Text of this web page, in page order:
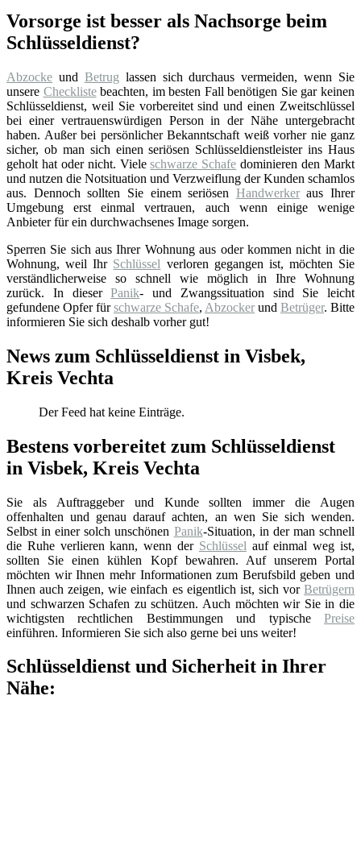
Vorsorge ist besser als Nachsorge beim
Schlüsseldienst?
Abzocke und Betrug lassen sich durchaus vermeiden, wenn Sie
unsere Checklistebeachten, im besten Fall benötigen Sie gar keinen
Schlüsseldienst, weil Sie vorbereitet sind und einen Zweitschlüssel
bei einer vertrauenswürdigen Person in der Nähe untergebracht
haben. Außer bei persönlicher Bekanntschaft weiß vorher nie ganz
sicher, ob man sich einen seriösen Schlüsseldienstleister ins Haus
geholt hat oder nicht. Vieleschwarze Schafe dominieren den Markt
und nutzen die Notsituation und Verzweiflung der Kunden schamlos
aus. Dennoch sollten Sie einem seriösen Handwerkeraus Ihrer
Umgebung erst einmal vertrauen, auch wenn einige wenige
Anbieter für ein durchwachsenes Image sorgen.
Sperren Sie sich aus Ihrer Wohnung aus oder kommen nicht in die
Wohnung, weil Ihr Schlüssel verloren gegangen ist, möchten Sie
verständlicherweise so schnell wie möglich in Ihre Wohnung
zurück. In dieserPanik- und Zwangssituation sind Sie leicht
gefundene Opfer fürschwarze Schafe, Abzocker und Betrüger. Bitte
informieren Sie sich deshalb vorher gut!
News zum Schlüsseldienst in Visbek,
Kreis Vechta
Der Feed hat keine Einträge.
Bestens vorbereitet zum Schlüsseldienst
in Visbek, Kreis Vechta
Sie als Auftraggeber und Kunde sollten immer die Augen
offenhalten und genau darauf achten, an wen Sie sich wenden.
Selbst in einer solch unschönen Panik-Situation, in der man schnell
die Ruhe verlieren kann, wenn der Schlüssel auf einmal weg ist,
sollten Sie einen kühlen Kopf bewahren. Auf unserem Portal
möchten wir Ihnen mehr Informationen zum Berufsbild geben und
Ihnen auch zeigen, wie einfach es eigentlich ist, sich vor Betrügern
und schwarzen Schafen zu schützen. Auch möchten wir Sie in die
wichtigsten rechtlichen Bestimmungen und typische Preise
einführen. Informieren Sie sich also gerne bei uns weiter!
Schlüsseldienst und Sicherheit in Ihrer
Nähe: